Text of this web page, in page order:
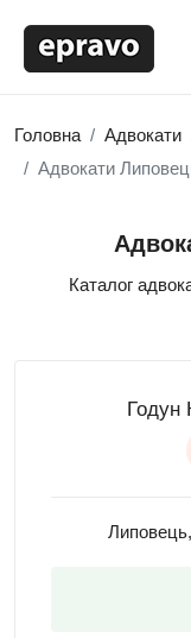
Головна Адвокати
Адвокати
Каталог
Годун